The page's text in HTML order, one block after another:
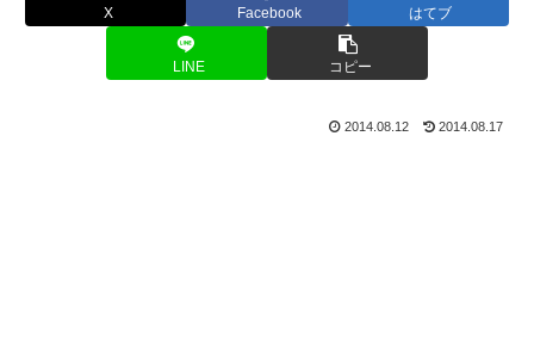
X Facebook はてブ
LINE コピー
2014.08.12 2014.08.17